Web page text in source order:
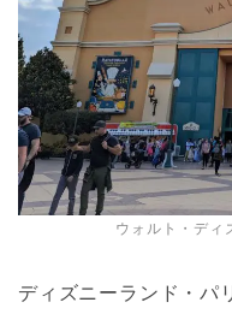
ウォルト・ディ
ディズニーランド・パ